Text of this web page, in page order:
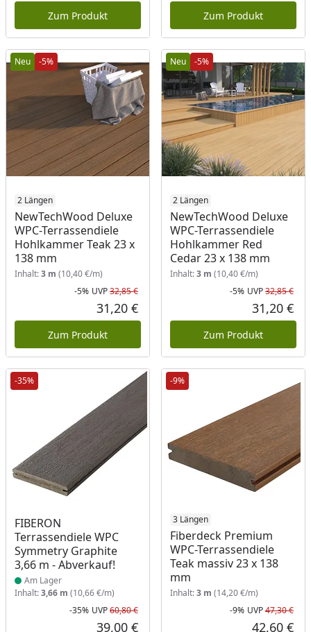
Zum Produkt Zum Produkt
Neu -5%
2 Längen
NewTechWood Deluxe
WPC-Terrassendiele
Hohlkammer Teak 23 x
138 mm
Inhalt:3 m (10,40 €/m)
Rabatt in Prozent
-5%
Ursprünglicher Preis
UVP32,85 €
Aktueller Preis
31,20 €
Zum Produkt
Neu -5%
2 Längen
NewTechWood Deluxe
WPC-Terrassendiele
Hohlkammer Red
Cedar 23 x 138 mm
Inhalt:3 m (10,40 €/m)
-5% UVP32,85 €
31,20 €
Zum Produkt
-35%
FIBERON
Terrassendiele WPC
Symmetry Graphite
3,66 m - Abverkauf!
Produkt am Lager
Am Lager
Inhalt:3,66 m (10,66 €/m)
Rabatt in Prozent
-35%
Ursprünglicher Preis
UVP60,80 €
39,00 €
-9%
3 Längen
Fiberdeck Premium
WPC-Terrassendiele
Teak massiv 23 x 138
mm
Inhalt:3 m (14,20 €/m)
-9% UVP47,30 €
42,60 €